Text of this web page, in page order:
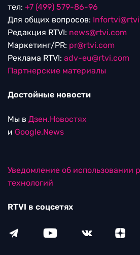
тел: +7 (499) 579-86-96
Для общих вопросов:
Редакция RTVI: news@rtvi.com
Маркетинг/PR: pr@rtvi.com
Реклама RTVI: adv-eu@rtvi.com
Партнерские материалы
Достойные новости
Мы в Дзен.Новостях
и Google.News
Уведомление об использовании
технологий
RTVI в соцсетях